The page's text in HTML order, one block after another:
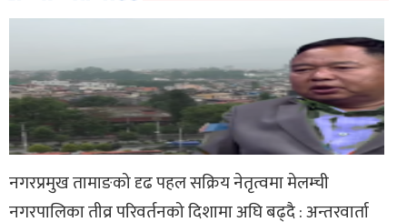
नगरप्रमुख तामाङको दृढ पहल सक्रिय नेतृत्वमा मेलम्ची
नगरपालिका तीव्र परिवर्तनको दिशामा अघि बढ्दै : अन्तरवार्ता